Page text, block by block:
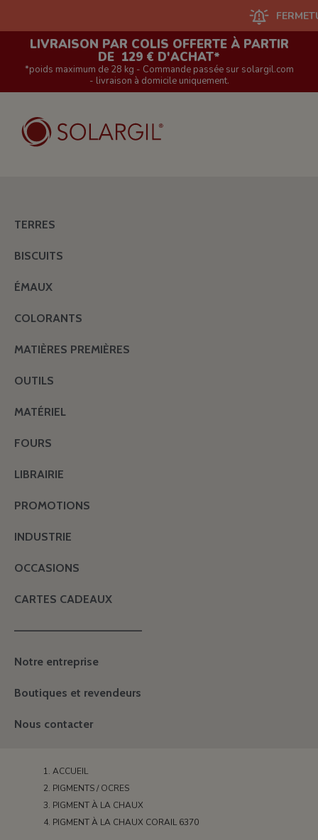
FERMETURE
LIVRAISON PAR COLIS OFFERTE À PARTIR
DE 129 € D'ACHAT*
*poids maximum de 28 kg - Commande passée sur solargil.com
- livraison à domicile uniquement.
TERRES
BISCUITS
ÉMAUX
COLORANTS
MATIÈRES PREMIÈRES
OUTILS
MATÉRIEL
FOURS
LIBRAIRIE
PROMOTIONS
INDUSTRIE
OCCASIONS
CARTES CADEAUX
———————————————
Notre entreprise
Boutiques et revendeurs
Nous contacter
ACCUEIL
PIGMENTS / OCRES
PIGMENT À LA CHAUX
PIGMENT À LA CHAUX CORAIL 6370